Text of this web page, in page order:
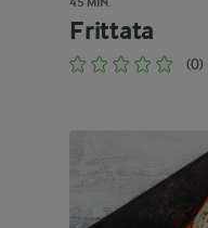
Frittata
(0)